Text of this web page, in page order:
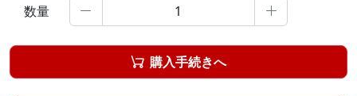
数量  
 購入手続きへ